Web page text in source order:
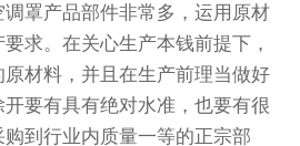
罩产品部件非常多，运用原材
求。在关心生产本钱前提下，
材料，并且在生产前理当做好
要有具有绝对水准，也要有很
到行业内质量一等的正宗部